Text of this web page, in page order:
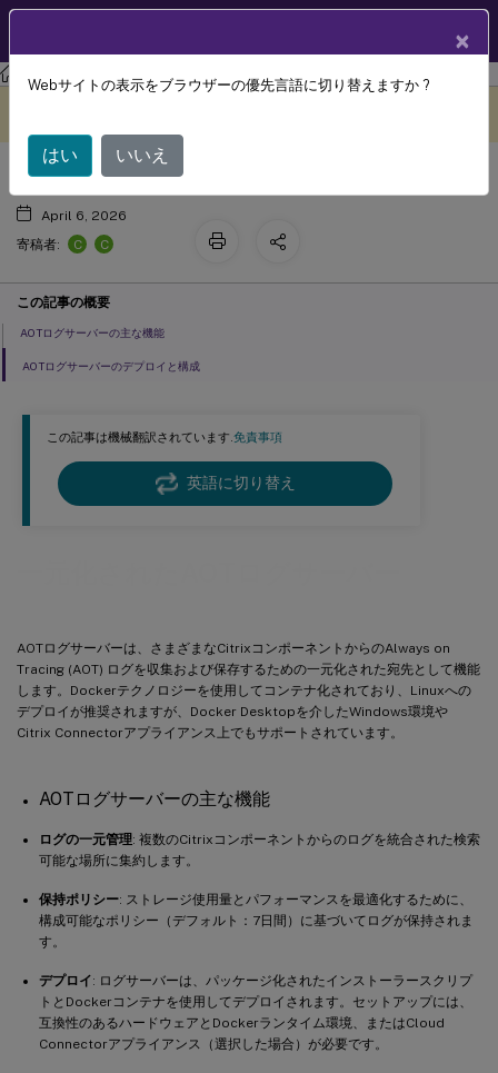
Citrix Virtual Apps and Desktops7 2511
この記事は機械翻訳されています.免責事項
英語に切り替え
AOTログサーバーは、さまざまなCitrixコンポーネントからのAlways on
Tracing (AOT) ログを収集および保存するための一元化された宛先として機能
します。Dockerテクノロジーを使用してコンテナ化されており、Linuxへの
デプロイが推奨されますが、Docker Desktopを介したWindows環境や
Citrix Connectorアプライアンス上でもサポートされています。
AOTログサーバーの主な機能
ログの一元管理: 複数のCitrixコンポーネントからのログを統合された検索
可能な場所に集約します。
保持ポリシー: ストレージ使用量とパフォーマンスを最適化するために、
構成可能なポリシー（デフォルト：7日間）に基づいてログが保持されま
す。
デプロイ: ログサーバーは、パッケージ化されたインストーラースクリプ
トとDockerコンテナを使用してデプロイされます。セットアップには、
互換性のあるハードウェアとDockerランタイム環境、またはCloud
Connectorアプライアンス（選択した場合）が必要です。
一元化されたAOTログサーバー
April 6, 2026
寄稿者:
C C
この記事の概要
AOTログサーバーの主な機能
AOTログサーバーのデプロイと構成
×
Webサイトの表示をブラウザーの優先言語に切り替えますか ?
はい いいえ